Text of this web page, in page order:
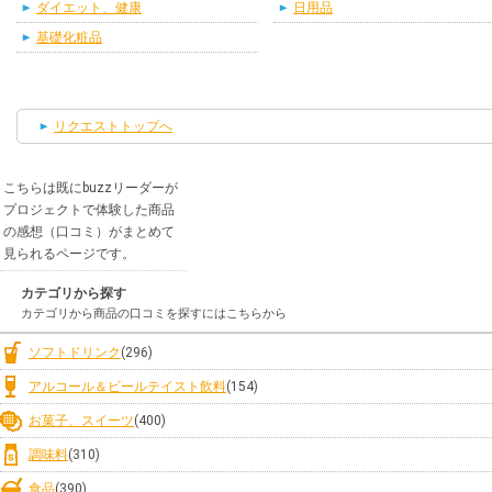
ダイエット、健康
基礎化粧品
日用品
リクエストトップへ
こちらは既にbuzzリーダーが
プロジェクトで体験した商品
の感想（口コミ）がまとめて
見られるページです。
カテゴリから探す
カテゴリから商品の口コミを探すにはこちらから
ソフトドリンク (296)
アルコール＆ビールテイスト飲料(154)
お菓子、スイーツ(400)
調味料(310)
食品(390)